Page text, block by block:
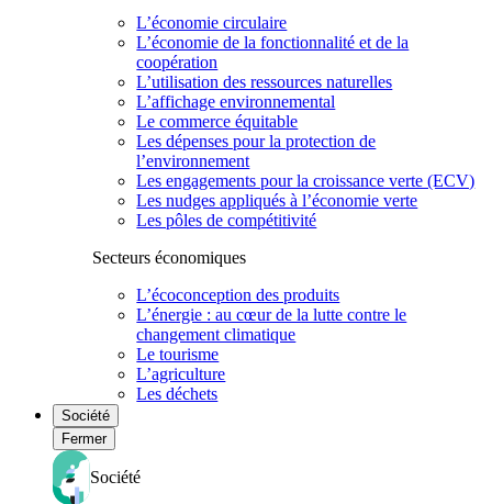
L’économie circulaire
L’économie de la fonctionnalité et de la
coopération
L’utilisation des ressources naturelles
L’affichage environnemental
Le commerce équitable
Les dépenses pour la protection de
l’environnement
Les engagements pour la croissance verte (ECV)
Les nudges appliqués à l’économie verte
Les pôles de compétitivité
Secteurs économiques
L’écoconception des produits
L’énergie : au cœur de la lutte contre le
changement climatique
Le tourisme
L’agriculture
Les déchets
Société
Fermer
Société